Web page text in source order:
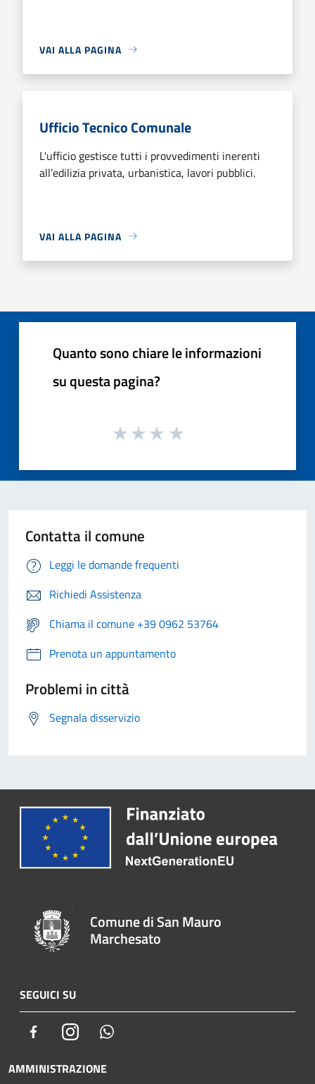
VAI ALLA PAGINA
Ufficio Tecnico Comunale
L'ufficio gestisce tutti i provvedimenti inerenti
all’edilizia privata, urbanistica, lavori pubblici.
VAI ALLA PAGINA
Quanto sono chiare le informazioni
su questa pagina?
Contatta il comune
Leggi le domande frequenti
Richiedi Assistenza
Chiama il comune +39 0962 53764
Prenota un appuntamento
Problemi in città
Segnala disservizio
Comune di San Mauro
Marchesato
SEGUICI SU
FacebookInstagram
AMMINISTRAZIONE